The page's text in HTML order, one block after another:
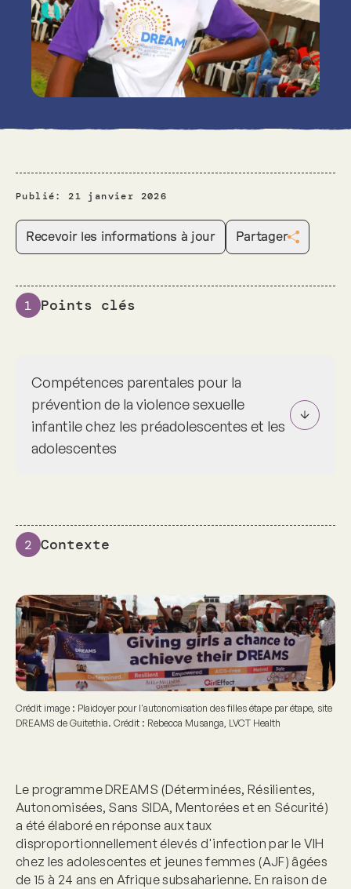
Publié: 21 janvier 2026
Recevoir les informations à jour Partager
1 Points clés
Compétences parentales pour la
prévention de la violence sexuelle
infantile chez les préadolescentes et les
adolescentes
2 Contexte
Crédit image : Plaidoyer pour l'autonomisation des filles étape par étape, site
DREAMS de Guitethia. Crédit : Rebecca Musanga, LVCT Health
Le programme DREAMS (Déterminées, Résilientes,
Autonomisées, Sans SIDA, Mentorées et en Sécurité)
a été élaboré en réponse aux taux
disproportionnellement élevés d'infection par le VIH
chez les adolescentes et jeunes femmes (AJF) âgées
de 15 à 24 ans en Afrique subsaharienne. En raison de